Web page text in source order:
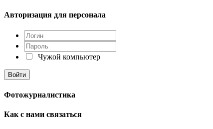
Авторизация для персонала
Чужой компьютер
Фотожурналистика
Как с нами связаться